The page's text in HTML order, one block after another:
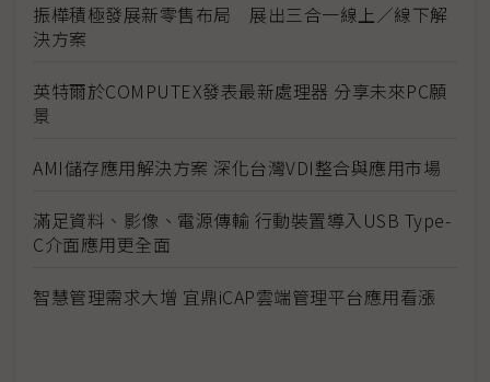
振樺積極發展新零售布局 展出三合一線上／線下解
決方案
英特爾於COMPUTEX發表最新處理器 分享未來PC願
景
AMI儲存應用解決方案 深化台灣VDI整合與應用市場
滿足資料、影像、電源傳輸 行動裝置導入USB Type-
C介面應用更全面
智慧管理需求大增 宜鼎iCAP雲端管理平台應用看漲